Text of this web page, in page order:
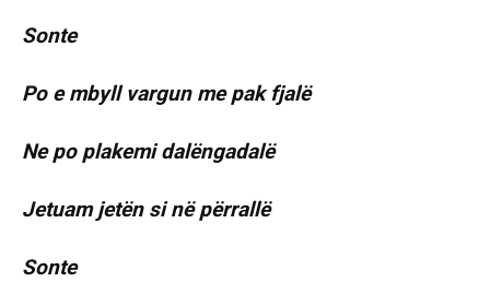
Sonte
Po e mbyll vargun me pak fjalë
Ne po plakemi dalëngadalë
Jetuam jetën si në përrallë
Sonte